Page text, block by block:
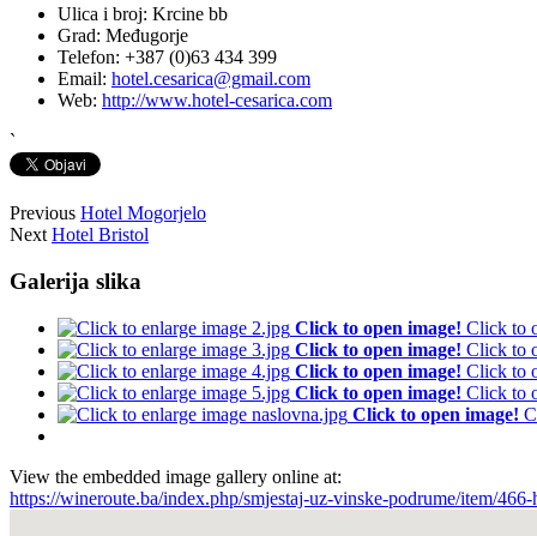
Ulica i broj: Krcine bb
Grad: Međugorje
Telefon: +387 (0)63 434 399
Email: hotel.cesarica@gmail.com
Web: http://www.hotel-cesarica.com
`
Previous Hotel Mogorjelo
Next Hotel Bristol
Galerija slika
Click to open image! Click to
Click to open image! Click to
Click to open image! Click to
Click to open image! Click to
Click to open image!
View the embedded image gallery online at:
https://wineroute.ba/index.php/smjestaj-uz-vinske-podrume/item/